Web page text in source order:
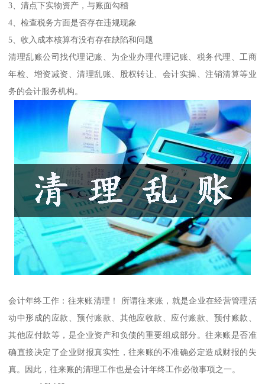
3、清点下实物资产，与账面勾稽
4、检查税务方面是否存在违规现象
5、收入成本核算有没有存在缺陷和问题
清理乱账公司找代理记账、为企业办理代理记账、税务代理、工商
年检、增资减资、清理乱账、股权转让、会计实操、注销清算等业
务的会计服务机构。
会计年终工作：往来账清理！ 所谓往来账，就是企业在经营管理活
动中形成的应款、预付账款、其他应收款、应付账款、预付账款、
其他应付款等，是企业资产和负债的重要组成部分。往来账是否准
确直接决定了企业财报真实性，往来账的不准确必定造成财报的失
真。因此，往来账的清理工作也是会计年终工作必做事项之一。